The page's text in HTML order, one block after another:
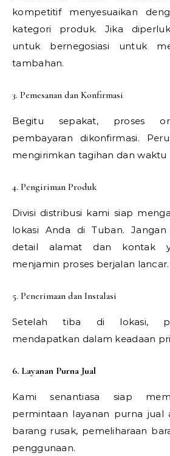
kompetitif menyesuaikan
kategori produk. Jika
untuk bernegosiasi untuk
tambahan.
3. Pemesanan dan Konfirmasi
Begitu sepakat, proses
pembayaran dikonfirmasi.
mengirimkan tagihan dan waktu
4. Pengiriman Produk
Divisi distribusi kami siap
lokasi Anda di Tuban.
detail alamat dan kontak
menjamin proses berjalan lancar.
5. Penerimaan dan Instalasi
Setelah tiba di lokasi,
mendapatkan dalam keadaan
6. Layanan Purna Jual
Kami senantiasa siap
permintaan layanan purna jual
barang rusak, pemeliharaan
penggunaan.